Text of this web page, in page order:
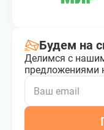
Будем на
Делимся с